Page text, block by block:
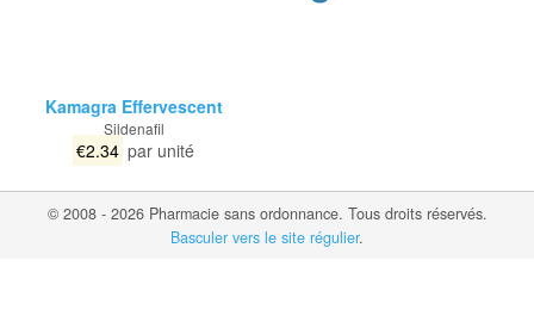
Kamagra Effervescent
Sildenafil
€2.34 par unité
© 2008 - 2026 Pharmacie sans ordonnance. Tous droits réservés.
Basculer vers le site régulier.